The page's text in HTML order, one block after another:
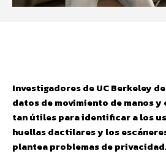
Investigadores de UC Berkeley
datos de movimiento de manos y
tan útiles para identificar a los
huellas dactilares y los
plantea problemas de